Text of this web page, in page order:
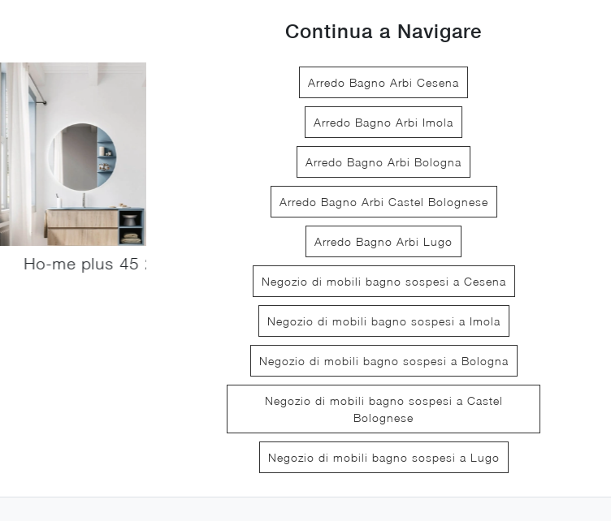
Ho-me plus 45 27 Decor 04
Continua a Navigare
Arredo Bagno Arbi Cesena
Arredo Bagno Arbi Imola
Arredo Bagno Arbi Bologna
Arredo Bagno Arbi Castel Bolognese
Arredo Bagno Arbi Lugo
Negozio di mobili bagno sospesi a Cesena
Negozio di mobili bagno sospesi a Imola
Negozio di mobili bagno sospesi a Bologna
Negozio di mobili bagno sospesi a Castel
Bolognese
Negozio di mobili bagno sospesi a Lugo